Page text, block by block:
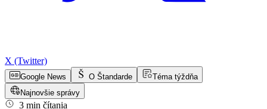
X (Twitter)
Google News O Štandarde
Téma týždňa
Najnovšie správy
3 min čítania